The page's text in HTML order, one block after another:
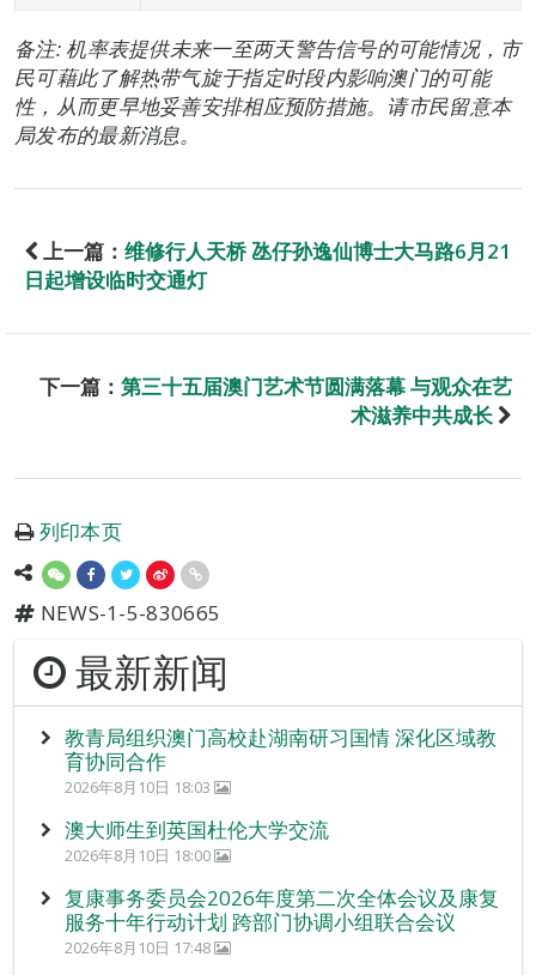
备注: 机率表提供未来一至两天警告信号的可能情况，市
民可藉此了解热带气旋于指定时段内影响澳门的可能
性，从而更早地妥善安排相应预防措施。请市民留意本
局发布的最新消息。
上一篇： 维修行人天桥 氹仔孙逸仙博士大马路6月21
日起增设临时交通灯
下一篇： 第三十五届澳门艺术节圆满落幕 与观众在艺
术滋养中共成长
列印本页
NEWS-1-5-830665
最新新闻
教青局组织澳门高校赴湖南研习国情 深化区域教
育协同合作
2026年8月10日 18:03
澳大师生到英国杜伦大学交流
2026年8月10日 18:00
复康事务委员会2026年度第二次全体会议及康复
服务十年行动计划 跨部门协调小组联合会议
2026年8月10日 17:48